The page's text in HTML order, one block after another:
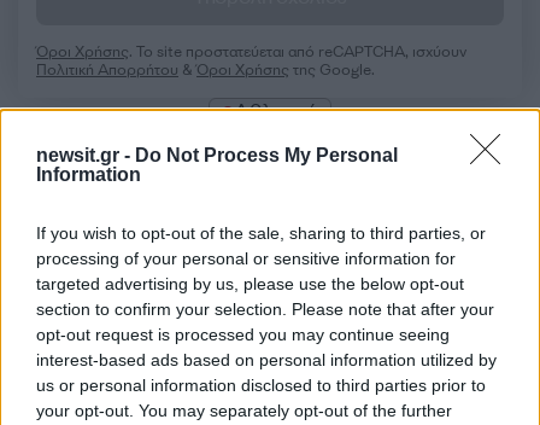
newsit.gr - Do Not Process My Personal
Information
If you wish to opt-out of the sale, sharing to third parties, or
processing of your personal or sensitive information for
targeted advertising by us, please use the below opt-out
section to confirm your selection. Please note that after your
opt-out request is processed you may continue seeing
interest-based ads based on personal information utilized by
us or personal information disclosed to third parties prior to
your opt-out. You may separately opt-out of the further
Όροι Χρήσης. Το site προστατεύεται από reCAPTCHA, ισχύουν
Πολιτική Απορρήτου &Όροι Χρήσης της Google.
Αθλητικά
ΖΙΝΕΝΤΙΝ ΖΙΝΤΑΝ
ΝΙΟΥΚΑΣΤΛ
Ακολουθήστε το Νewsit.gr στοGoogle Newsκαι
ενημερωθείτε πρώτοι για όλη την ειδησεογραφία και τα
τελευταία νέατης ημέρας